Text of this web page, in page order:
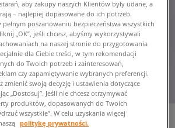
LUCK
aby zakupy naszych Klientów były udane, a
– najlepiej dopasowane do ich potrzeb.
poszanowaniu bezpieczeństwa wszystkich
„OK”, jeśli chcesz, abyśmy wykorzystywali
na naszej stronie do przygotowania
dla Ciebie treści, w tym rekomendacji
do Twoich potrzeb i zainteresowań,
czy zapamiętywanie wybranych preferencji.
zmienić swoją decyzję i ustawienia dotyczące
„Dostosuj”. Jeśli nie chcesz otrzymywać
produktów, dopasowanych do Twoich
wszystkie”. W celu uzyskania więcej
politykę prywatności.